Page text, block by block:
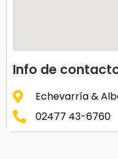
Info de
Echevarría &
02477 43-6760